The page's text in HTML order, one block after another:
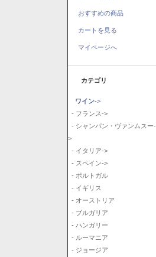
おすすめの商品
カートを見る
マイページへ
カテゴリ
ワイン->
- フランス->
- シャンパン・ヴァンムスー-
>
- イタリア->
- スペイン->
- ポルトガル
- イギリス
- オーストリア
- ブルガリア
- ハンガリー
- ルーマニア
- ジョージア